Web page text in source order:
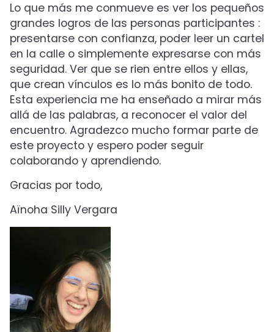
Lo que más me conmueve es ver los pequeños
grandes logros de las personas participantes :
presentarse con confianza, poder leer un cartel
en la calle o simplemente expresarse con más
seguridad. Ver que se rien entre ellos y ellas,
que crean vínculos es lo más bonito de todo.
Esta experiencia me ha enseñado a mirar más
allá de las palabras, a reconocer el valor del
encuentro. Agradezco mucho formar parte de
este proyecto y espero poder seguir
colaborando y aprendiendo.
Gracias por todo,
Aïnoha Silly Vergara